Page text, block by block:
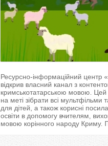
Ресурсно-інформаційний центр
відкрив власний канал з
кримськотатарською мовою.
на меті зібрати всі мультфільми
для дітей, а також корисні
освіти в допомогу вчителям,
мовою корінного народу Криму.